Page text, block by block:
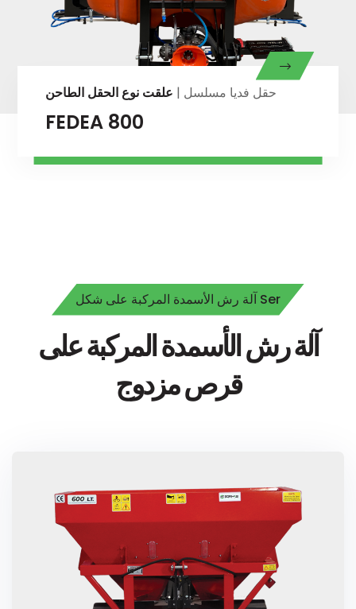
حقل فديا مسلسل | علقت نوع الحقل الطاحن
FEDEA 800X AUTOMÁTICO
آلة رش الأسمدة المركبة على شكل Ser
آلة رش الأسمدة المركبة على
قرص مزدوج